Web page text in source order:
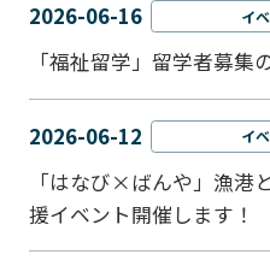
2026-06-16 イ
「福祉留学」留学者募集
2026-06-12 イ
「はなび×ばんや」漁港
援イベント開催します！